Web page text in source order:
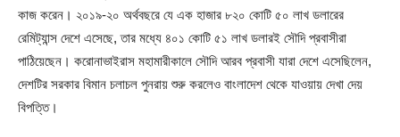
কাজ করেন। ২০১৯-২০ অর্থবছরে যে এক হাজার ৮২০ কোটি ৫০ লাখ ডলারের
রেমিট্যান্স দেশে এসেছে, তার মধ্যে ৪০১ কোটি ৫১ লাখ ডলারই সৌদি প্রবাসীরা
পাঠিয়েছেন। করোনাভাইরাস মহামারীকালে সৌদি আরব প্রবাসী যারা দেশে এসেছিলেন,
দেশটির সরকার বিমান চলাচল পুনরায় শুরু করলেও বাংলাদেশ থেকে যাওয়ায় দেখা দেয়
বিপত্তি।